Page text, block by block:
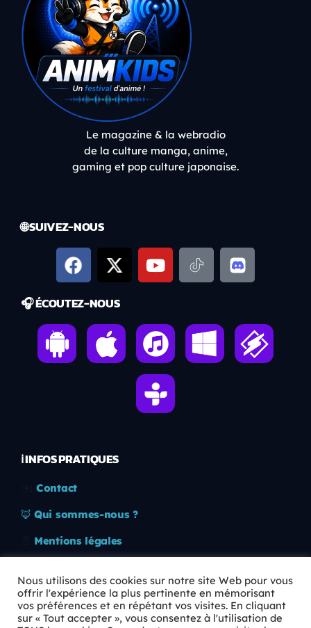
Le magazine & la webradio
de la culture manga, anime,
gaming et pop culture japonaise.
🌐 SUIVEZ-NOUS
🎧 ÉCOUTEZ-NOUS
ℹ️ INFOS PRATIQUES
Contact
🦊 Qui sommes-nous ?
Mentions légales
🛡️ RGPD
Copyright © 2026 Animkids. Tous droits réservés.
Nous utilisons des cookies sur notre site Web pour vous
offrir l'expérience la plus pertinente en mémorisant
vos préférences et en répétant vos visites. En cliquant
sur « Tout accepter », vous consentez à l'utilisation de